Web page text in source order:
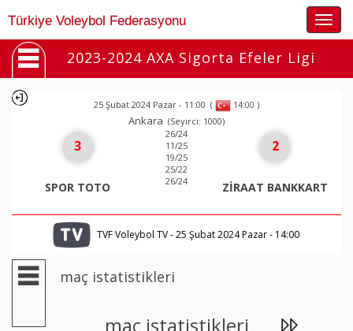
Türkiye Voleybol Federasyonu
2023-2024 AXA Sigorta Efeler Ligi
25 Şubat 2024 Pazar - 11:00 ( 14:00 )
Ankara (Seyirci: 1000)
3
SPOR TOTO
26/24
11/25
19/25
25/22
26/24
2
ZİRAAT BANKKART
TVF Voleybol TV - 25 Şubat 2024 Pazar - 14:00
maç istatistikleri
maç istatistikleri